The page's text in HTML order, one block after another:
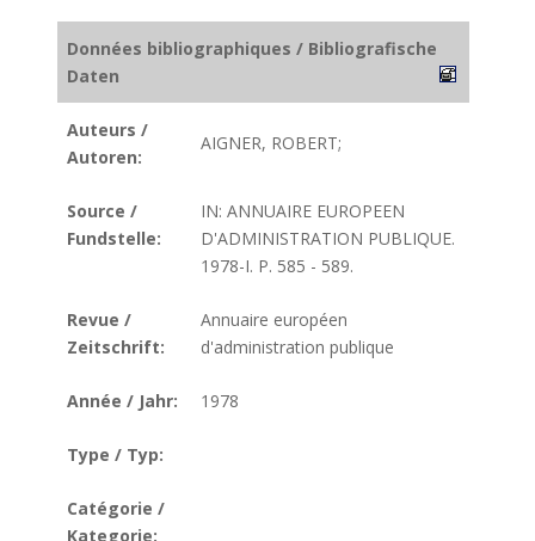
Données bibliographiques / Bibliografische
Daten
Auteurs /
Autoren:
AIGNER, ROBERT;
Source /
Fundstelle:
IN: ANNUAIRE EUROPEEN
D'ADMINISTRATION PUBLIQUE.
1978-I. P. 585 - 589.
Revue /
Zeitschrift:
Annuaire européen
d'administration publique
Année / Jahr: 1978
Type / Typ:
Catégorie /
Kategorie: